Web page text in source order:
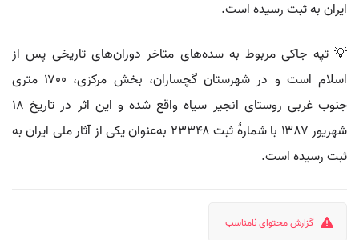
ایران به ثبت رسیده است.
💡 تپه جاکی مربوط به سده‌های متاخر دوران‌های تاریخی پس از
اسلام است و در شهرستان گچساران، بخش مرکزی، ۱۷۰۰ متری
جنوب غربی روستای انجیر سیاه واقع شده و این اثر در تاریخ ۱۸
شهریور ۱۳۸۷ با شمارهٔ ثبت ۲۳۳۴۸ به‌عنوان یکی از آثار ملی ایران به
ثبت رسیده است.
گزارش محتوای نامناسب